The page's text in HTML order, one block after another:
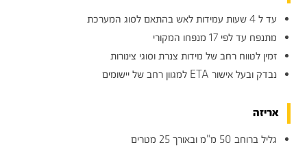
עד ל 4 שעות עמידות לאש בהתאם לסוג המערכת
מתנפח עד לפי 17 מנפחו המקורי
זמין לטווח רחב של מידות צנרת וסוגי צינורות
נבדק ובעל אישור ETA למגוון רחב של יישומים
אריזה
גליל ברוחב 50 מ"מ ובאורך 25 מטרים